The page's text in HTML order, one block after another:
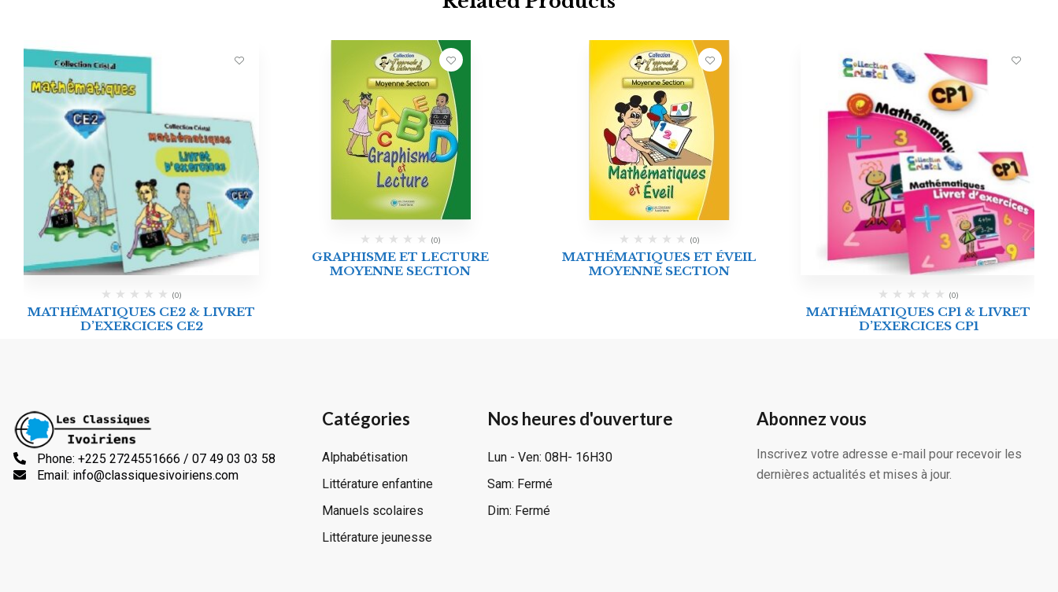
(0)
MATHÉMATIQUES CE2 & LIVRET
D’EXERCICES CE2
(0)
GRAPHISME ET LECTURE
MOYENNE SECTION
(0)
MATHÉMATIQUES ET ÉVEIL
MOYENNE SECTION
(0)
MATHÉMATIQUES CP1 & LIVRET
D’EXERCICES CP1
Phone: +225 2724551666 / 07 49 03 03 58
Email: info@classiquesivoiriens.com
Catégories
Alphabétisation
Littérature enfantine
Manuels scolaires
Littérature jeunesse
Nos heures d'ouverture
Lun - Ven: 08H- 16H30
Sam: Fermé
Dim: Fermé
Abonnez vous
Inscrivez votre adresse e-mail pour recevoir les
dernières actualités et mises à jour.